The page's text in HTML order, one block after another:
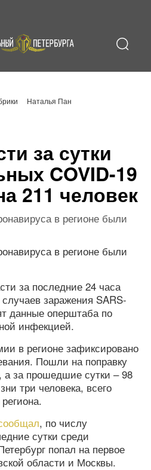
Наталья Пан
за сутки
COVID-19
211 человек
в регионе были
в регионе были
за последние 24 часа
заражения SARS-
данные оперштаба по
инфекцией.
в регионе зафиксировано
Пошли на поправку
а за прошедшие сутки – 98
три человека, всего
, по числу
сутки среди
попал на первое
области и Москвы.